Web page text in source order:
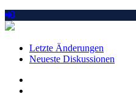
Letzte Änderungen
Neueste Diskussionen